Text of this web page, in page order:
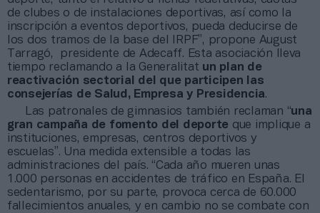
de clubes o de instalaciones deportivas, así como la
inscripción a eventos deportivos, pueda deducirse de
los dos tramos de la base del IRPF”, propone August
Tarragó, presidente de Adecaff. Esta asociación lleva
tiempo reclamando a la Generalitat un plan de
reactivación sectorial del que participen las
consejerías de Salud, Empresa y Presidencia.
Las patronales de gimnasios también reclaman “una
gran campaña de fomento del deporte que implique a
instituciones, empresas, centros deportivos y
escuelas”. Una medida extensible a todas las
administraciones del país. “Cada año mueren unas
1.000 personas en accidentes de tráfico en España. El
sedentarismo, por su parte, provoca cerca de 60.000
fallecimientos anuales, y en cambio no se combate con